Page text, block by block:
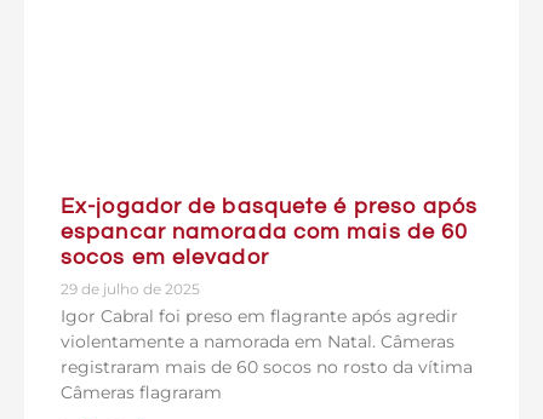
Ex-jogador de basquete é preso após
espancar namorada com mais de 60
socos em elevador
29 de julho de 2025
Igor Cabral foi preso em flagrante após agredir
violentamente a namorada em Natal. Câmeras
registraram mais de 60 socos no rosto da vítima
Câmeras flagraram